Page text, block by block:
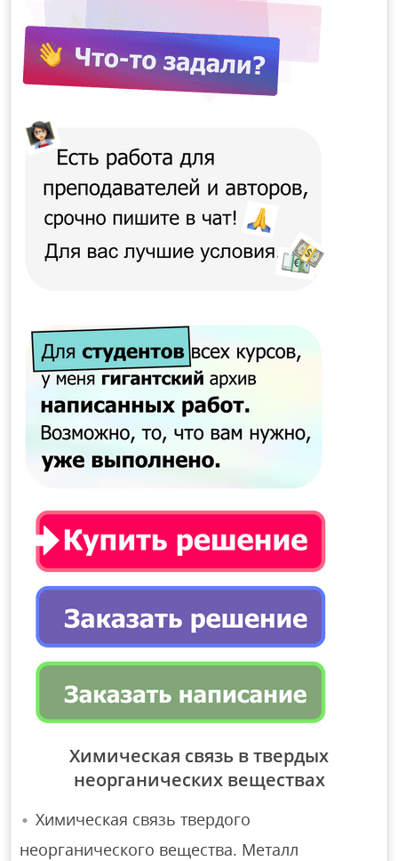
Химическая связь в твердых
неорганических веществах
Химическая связь твердого
неорганического вещества. Металл